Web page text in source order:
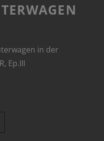
in der
Ep.III